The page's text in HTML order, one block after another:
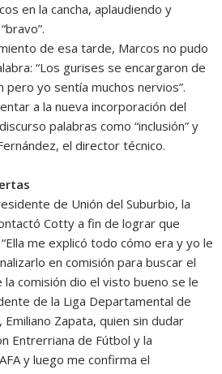
en la cancha, aplaudiendo y
de esa tarde, Marcos no pudo
“Los gurises se encargaron de
pero yo sentía muchos nervios”.
a la nueva incorporación del
palabras como “inclusión” y
el director técnico.
de Unión del Suburbio, la
Cotty a fin de lograr que
me explicó todo cómo era y yo le
en comisión para buscar el
la comisión dio el visto bueno se le
de la Liga Departamental de
Emiliano Zapata, quien sin dudar
Entrerriana de Fútbol y la
y luego me confirma el